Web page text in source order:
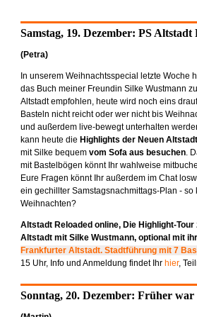
Samstag, 19. Dezember: PS Altstadt
(Petra)
In unserem Weihnachtsspecial letzte Woche
das Buch meiner Freundin Silke Wustmann
Altstadt empfohlen, heute wird noch eins
Basteln nicht reicht oder wer nicht bis
und außerdem live-bewegt unterhalten
kann heute die Highlights der Neuen Altstadt
mit Silke bequem vom Sofa aus besuchen.
mit Bastelbögen könnt Ihr wahlweise
Eure Fragen könnt Ihr außerdem im Chat
ein gechillter Samstagsnachmittags-Plan - so
Weihnachten?
Altstadt Reloaded online, Die Highlight-Tour
Altstadt mit Silke Wustmann, optional mit
Frankfurter Altstadt. Stadtführung mit 7
15 Uhr, Info und Anmeldung findet Ihr hier,
Sonntag, 20. Dezember: Früher